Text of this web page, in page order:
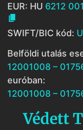
EUR: HU 6212

SWIFT/BIC kód:
Belföldi utalás
12001008 –
euróban:
12001008 –
Védett